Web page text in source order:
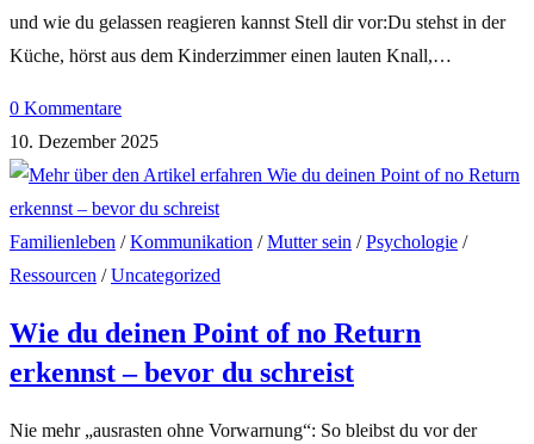
und wie du gelassen reagieren kannst Stell dir vor:Du stehst in der
Küche, hörst aus dem Kinderzimmer einen lauten Knall,…
0 Kommentare
10. Dezember 2025
Familienleben /Kommunikation /Mutter sein /Psychologie /
Ressourcen /Uncategorized
Wie du deinen Point of no Return
erkennst – bevor du schreist
Nie mehr „ausrasten ohne Vorwarnung“: So bleibst du vor der